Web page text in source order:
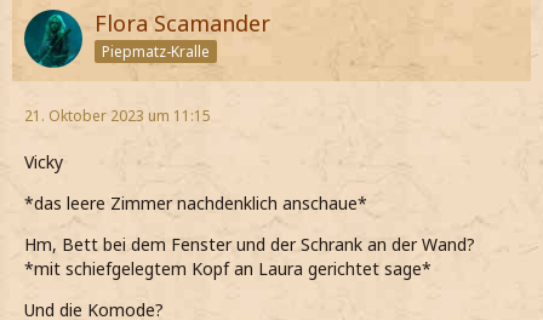
Flora Scamander
Piepmatz-Kralle
21. Oktober 2023 um 11:15
Vicky
*das leere Zimmer nachdenklich anschaue*
Hm, Bett bei dem Fenster und der Schrank an der Wand?
*mit schiefgelegtem Kopf an Laura gerichtet sage*
Und die Komode?